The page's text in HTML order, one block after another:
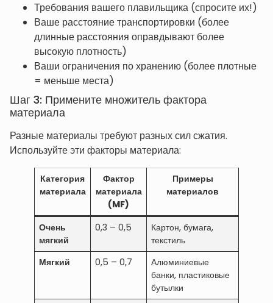
Требования вашего плавильщика (спросите их!)
Ваше расстояние транспортировки (более
длинные расстояния оправдывают более
высокую плотность)
Ваши ограничения по хранению (более плотные
= меньше места)
Шаг 3: Примените множитель фактора
материала
Разные материалы требуют разных сил сжатия.
Используйте эти факторы материала:
Категория
материала
Фактор
материала
(MF)
Примеры
материалов
Очень
мягкий
0,3 – 0,5
Картон, бумага,
текстиль
Мягкий
0,5 – 0,7
Алюминиевые
банки, пластиковые
бутылки